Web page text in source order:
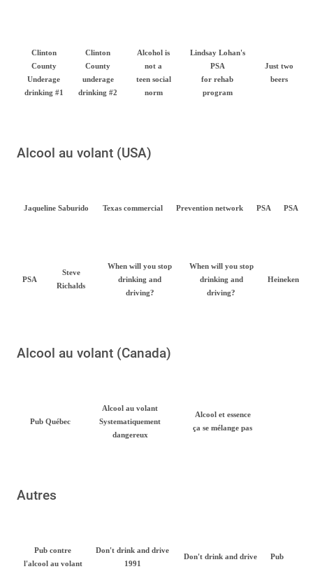
Clinton
County
Underage
drinking #1
Clinton
County
underage
drinking #2
Alcohol is
not a
teen social
norm
Lindsay Lohan's
PSA
for rehab
program
Just two
beers
Alcool au volant (USA)
Jaqueline Saburido Texas commercial Prevention network PSA PSA
PSA
Steve
Richalds
When will you stop
drinking and
driving?
When will you stop
drinking and
driving?
Heineken
Alcool au volant (Canada)
Pub Québec
Alcool au volant
Systematiquement
dangereux
Alcool et essence
ça se mélange pas
Autres
Pub contre
l'alcool au volant
Don't drink and drive
1991
Don't drink and drive Pub